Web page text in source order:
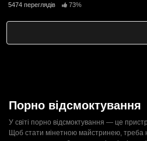
5474 переглядів 73%
Порно відсмоктування
У світі порно відсмоктування — це
Щоб стати мінетною майстринею, треба